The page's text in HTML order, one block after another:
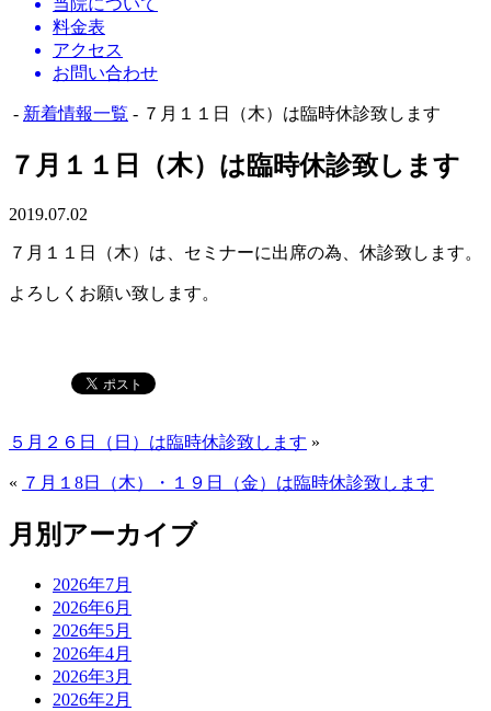
料金表
アクセス
お問い合わせ
- 新着情報一覧 - ７月１１日（木）は臨時休診致します
７月１１日（木）は臨時休診致します
2019.07.02
７月１１日（木）は、セミナーに出席の為、休診致します。
よろしくお願い致します。
５月２６日（日）は臨時休診致します »
« ７月１8日（木）・１９日（金）は臨時休診致します
月別アーカイブ
2026年7月
2026年6月
2026年5月
2026年4月
2026年3月
2026年2月